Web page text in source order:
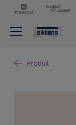
Produit